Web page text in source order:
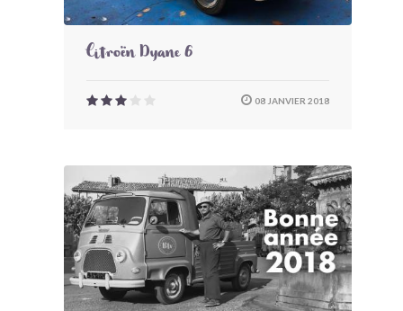
Citroën Dyane 6
08 JANVIER 2018